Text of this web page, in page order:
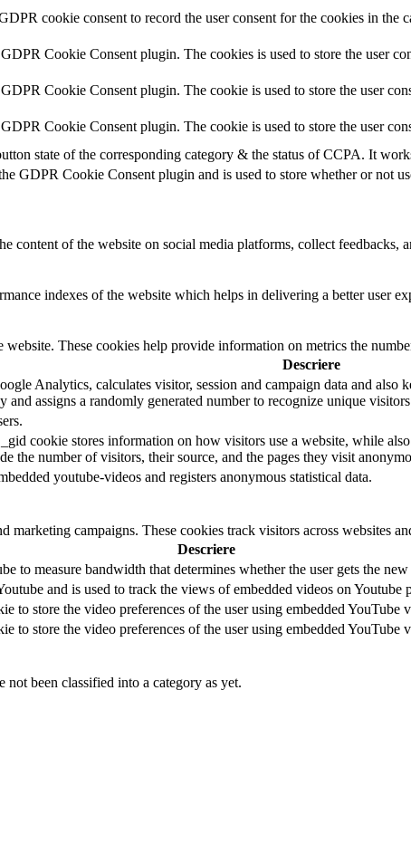
cookie consent to record the user consent for the cookies in the
Cookie Consent plugin. The cookies is used to store the user
Cookie Consent plugin. The cookie is used to store the user
Cookie Consent plugin. The cookie is used to store the user
state of the corresponding category & the status of CCPA. It
GDPR Cookie Consent plugin and is used to store whether or not
content of the website on social media platforms, collect feedbacks,
indexes of the website which helps in delivering a better user
These cookies help provide information on metrics the
Descriere
Analytics, calculates visitor, session and campaign data and also
and assigns a randomly generated number to recognize unique
cookie stores information on how visitors use a website, while
the number of visitors, their source, and the pages they visit
youtube-videos and registers anonymous statistical data.
campaigns. These cookies track visitors across websites
Descriere
to measure bandwidth that determines whether the user gets the
and is used to track the views of embedded videos on Youtube
to store the video preferences of the user using embedded YouTube
to store the video preferences of the user using embedded YouTube
not been classified into a category as yet.